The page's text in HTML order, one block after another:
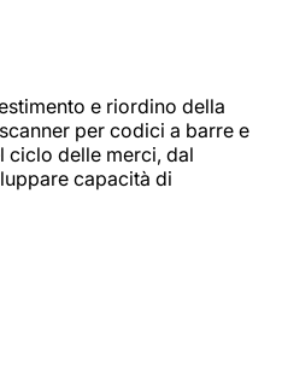
e riordino della
per codici a barre e
ciclo delle merci, dal
capacità di